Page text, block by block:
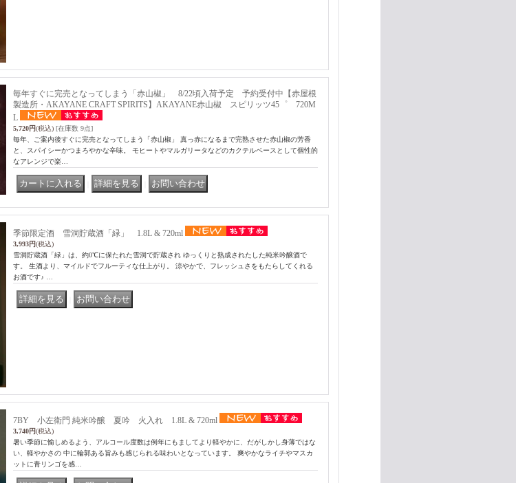
毎年すぐに完売となってしまう「赤山椒」 8/22頃入荷予定 予約受付中【赤屋根
製造所・AKAYANE CRAFT SPIRITS】AKAYANE赤山椒 スピリッツ45゜ 720M
L
5,720円(税込) [在庫数 9点]
毎年、ご案内後すぐに完売となってしまう「赤山椒」 真っ赤になるまで完熟させた赤山椒の芳香
と、スパイシーかつまろやかな辛味。 モヒートやマルガリータなどのカクテルベースとして個性的
なアレンジで楽…
季節限定酒 雪洞貯蔵酒「緑」 1.8L & 720ml
3,993円(税込)
雪洞貯蔵酒「緑」は、約0℃に保たれた雪洞で貯蔵され ゆっくりと熟成されたした純米吟醸酒で
す。 生酒より、マイルドでフルーティな仕上がり。 涼やかで、フレッシュさをもたらしてくれる
お酒です♪ …
7BY 小左衛門 純米吟醸 夏吟 火入れ 1.8L & 720ml
3,740円(税込)
暑い季節に愉しめるよう、アルコール度数は例年にもましてより軽やかに、だがしかし身薄ではな
い、軽やかさの 中に輪郭ある旨みも感じられる味わいとなっています。 爽やかなライチやマスカ
ットに青リンゴを感…